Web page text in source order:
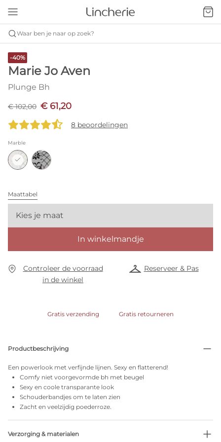
Waar ben je naar op zoek?
-40%
Marie Jo Aven
Plunge Bh
€ 102,00 € 61,20
8 beoordelingen
Marble
Maattabel
Kies je maat
In winkelmandje
Controleer de voorraad
in de winkel
Reserveer & Pas
Gratis verzending Gratis retourneren
Productbeschrijving
Een powerlook met verfijnde lijnen. Sexy en flatterend!
Comfy niet voorgevormde bh met beugel
Sexy en coole transparante look
Schouderbandjes om te laten zien
Zacht en veelzijdig poederroze.
Verzorging & materialen